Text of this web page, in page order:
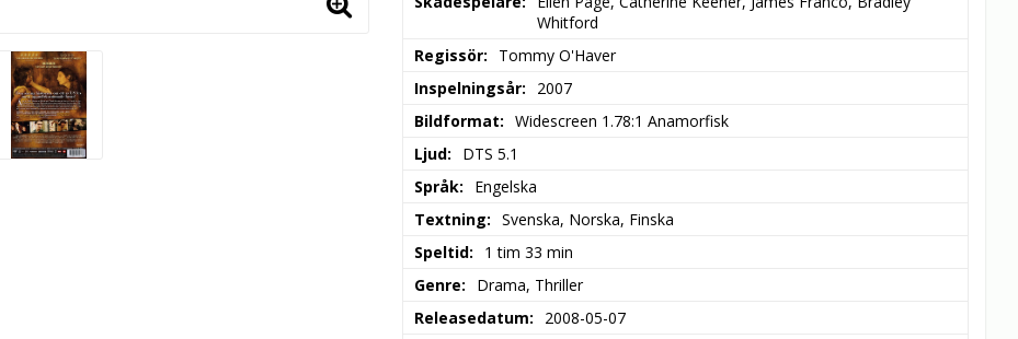
Whitford
Regissör
Tommy O'Haver
Inspelningsår
2007
Bildformat
Widescreen 1.78:1 Anamorfisk
Ljud
DTS 5.1
Språk
Engelska
Textning
Svenska, Norska, Finska
Speltid
1 tim 33 min
Genre
Drama, Thriller
Releasedatum
2008-05-07